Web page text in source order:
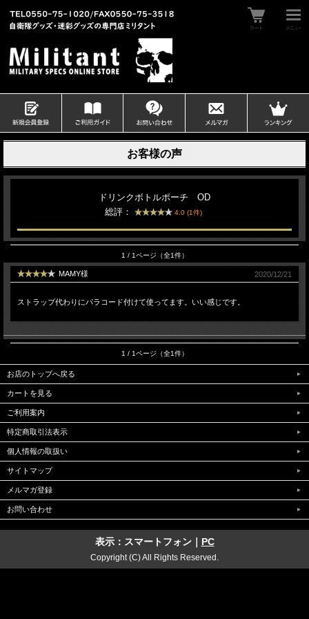
お客様の声
ドリンクボトルポーチ OD
総評：
4.0 (1件)
1 / 1ページ（全1件）
MAMY様 2020/12/21
ストラップ代わりにパラコード付けて使ってます。いい感じです。
1 / 1ページ（全1件）
お店のトップへ戻る
カートを見る
ご利用案内
特定商取引法表示
個人情報の取扱い
サイトマップ
メルマガ登録
お問い合わせ
表示：スマートフォン｜ PC
Copyright (C) All Rights Reserved.